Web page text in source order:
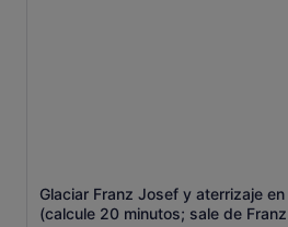
Glaciar Franz Josef y aterrizaje
(calcule 20 minutos; sale de
Se abre